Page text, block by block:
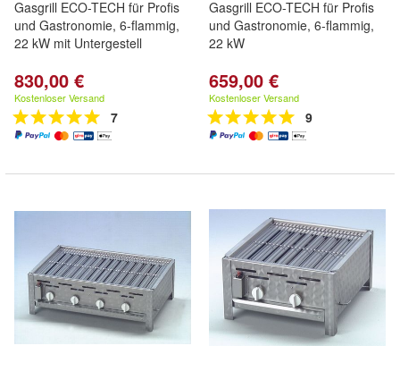
Gasgrill ECO-TECH für Profis
und Gastronomie, 6-flammig,
22 kW mit Untergestell
830,00 €
Kostenloser Versand
7
Gasgrill ECO-TECH für Profis
und Gastronomie, 6-flammig,
22 kW
659,00 €
Kostenloser Versand
9